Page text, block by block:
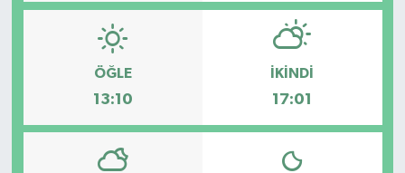
ÖĞLE
13:10
İKINDI
17:01